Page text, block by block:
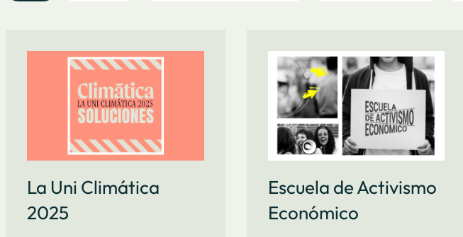
La Uni Climática
2025
Escuela de Activismo
Económico